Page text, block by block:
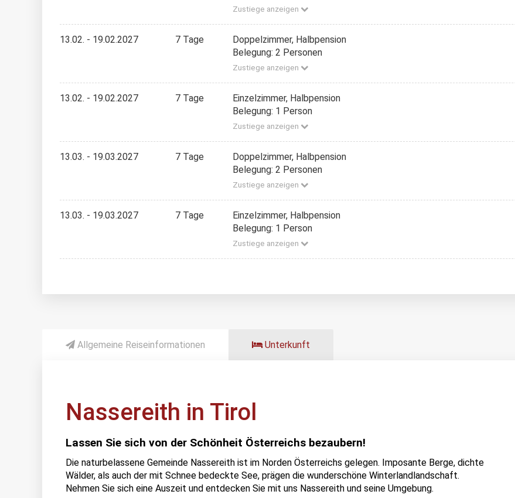
Zustiege anzeigen
13.02. - 19.02.2027 7 Tage
Doppelzimmer, Halbpension
Belegung: 2 Personen
Zustiege anzeigen
13.02. - 19.02.2027 7 Tage
Einzelzimmer, Halbpension
Belegung: 1 Person
Zustiege anzeigen
13.03. - 19.03.2027 7 Tage
Doppelzimmer, Halbpension
Belegung: 2 Personen
Zustiege anzeigen
13.03. - 19.03.2027 7 Tage
Einzelzimmer, Halbpension
Belegung: 1 Person
Zustiege anzeigen
Allgemeine Reiseinformationen Unterkunft
Nassereith in Tirol
Lassen Sie sich von der Schönheit Österreichs bezaubern!
Die naturbelassene Gemeinde Nassereith ist im Norden Österreichs gelegen. Imposante Berge, dichte
Wälder, als auch der mit Schnee bedeckte See, prägen die wunderschöne Winterlandlandschaft.
Nehmen Sie sich eine Auszeit und entdecken Sie mit uns Nassereith und seine Umgebung.